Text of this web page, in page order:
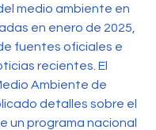
medio ambiente en
en enero de 2025,
fuentes oficiales e
recientes. El
Ambiente de
detalles sobre el
un programa nacional